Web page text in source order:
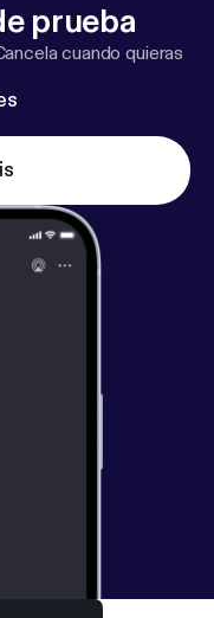
prueba
cuando quieras